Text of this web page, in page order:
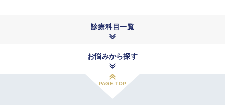
診療科目一覧
お悩みから探す
PAGE TOP